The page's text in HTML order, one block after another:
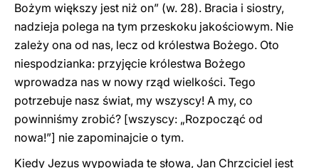
Bożym większy jest niż on” (w. 28). Bracia i siostry,
nadzieja polega na tym przeskoku jakościowym. Nie
zależy ona od nas, lecz od królestwa Bożego. Oto
niespodzianka: przyjęcie królestwa Bożego
wprowadza nas w nowy rząd wielkości. Tego
potrzebuje nasz świat, my wszyscy! A my, co
powinniśmy zrobić? [wszyscy: „Rozpocząć od
nowa!”] nie zapominajcie o tym.
Kiedy Jezus wypowiada te słowa, Jan Chrzciciel jest